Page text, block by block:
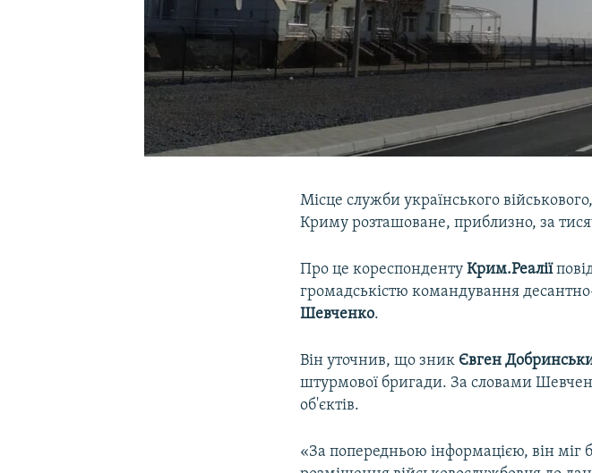
Місце служби українського
Криму розташоване, приблизно, за
Про це кореспондентуКрим.Реалії
громадськістю командування
Шевченко.
Він уточнив, що зник Євген
штурмової бригади. За словами
об'єктів.
«За попередньою інформацією, він